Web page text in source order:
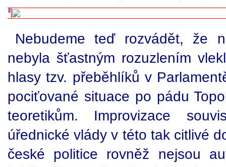
Nebudeme teď rozvádět, že
nebyla šťastným rozuzlením
hlasy tzv. přeběhlíků v
pociťované situace po pádu
teoretikům. Improvizace
úřednické vlády v této tak citlivé
české politice rovněž nejsou